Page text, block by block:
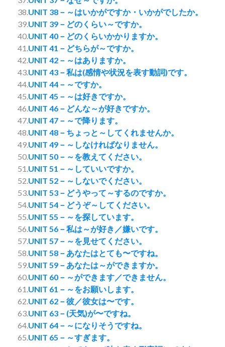
38.UNIT 38－～はいかがですか・いかがでしたか。
39.UNIT 39－どのくらい～ですか。
40.UNIT 40－どのくらいかかりますか。
41.UNIT 41－どちらが～ですか。
42.UNIT 42－～はありますか。
43.UNIT 43－私は(感情や状況を表す動詞)です。
44.UNIT 44－～ですか。
45.UNIT 45－～は好きですか。
46.UNIT 46－どんな～が好きですか。
47.UNIT 47－～で降ります。
48.UNIT 48－ちょっと～してくれませんか。
49.UNIT 49－～しなければなりません。
50.UNIT 50－～を教えてください。
51.UNIT 51－～していいですか。
52.UNIT 52－～しないでください。
53.UNIT 53－どうやって～するのですか。
54.UNIT 54－どうぞ～してください。
55.UNIT 55－～を探しています。
56.UNIT 56－私は～が好き／嫌いです。
57.UNIT 57－～を見せてください。
58.UNIT 58－あなたはとても〜ですね。
59.UNIT 59－あなたは～ができますか。
60.UNIT 60－～ができます／できません。
61.UNIT 61－～をお願いします。
62.UNIT 62－彼／彼女は〜です。
63.UNIT 63－(天気)が〜ですね。
64.UNIT 64－～になりそうですね。
65.UNIT 65－～すぎます。